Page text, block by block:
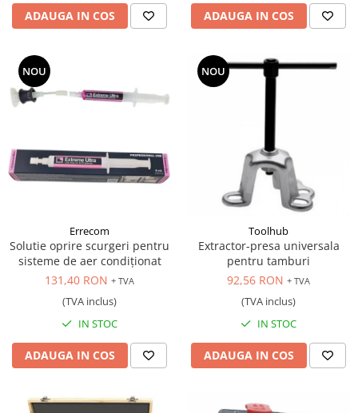
ADAUGA IN COS ADAUGA IN COS
NOU
Errecom
Solutie oprire scurgeri pentru
sisteme de aer condiționat
131,40 RON + TVA
(TVA inclus)
IN STOC
ADAUGA IN COS
NOU
Toolhub
Extractor-presa universala
pentru tamburi
92,56 RON + TVA
(TVA inclus)
IN STOC
ADAUGA IN COS